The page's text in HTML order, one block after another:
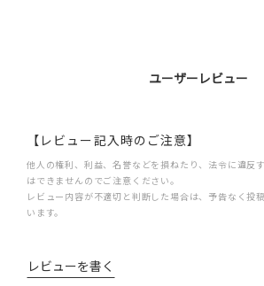
ユーザーレビュー
【レビュー記入時のご注意】
他人の権利、利益、名誉などを損ねたり、法令に違反
はできませんのでご注意ください。
レビュー内容が不適切と判断した場合は、予告なく投
います。
レビューを書く